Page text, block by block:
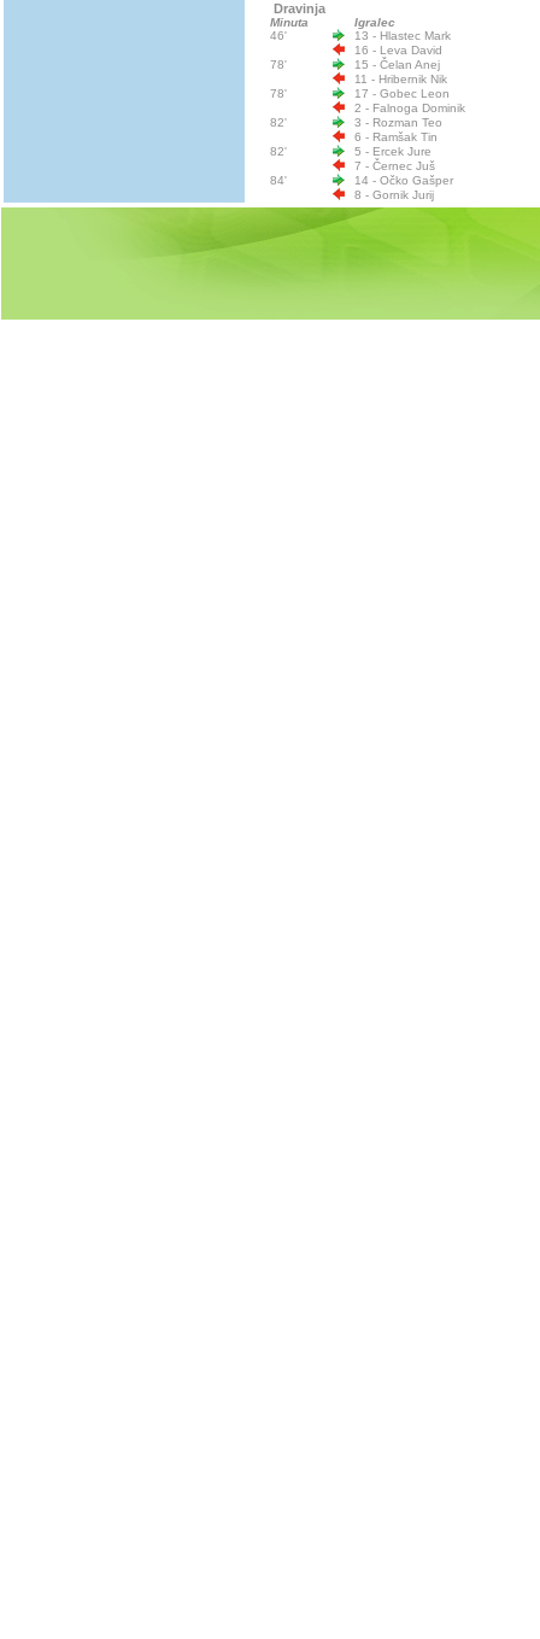
Dravinja
Minuta
Igralec
46'
13 - Hlastec Mark
16 - Leva David
78'
15 - Čelan Anej
11 - Hribernik Nik
78'
17 - Gobec Leon
2 - Falnoga Dominik
82'
3 - Rozman Teo
6 - Ramšak Tin
82'
5 - Ercek Jure
7 - Černec Juš
84'
14 - Očko Gašper
8 - Gornik Jurij